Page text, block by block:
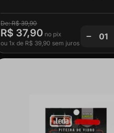
R$ 39,90
R$ 37,90
ou1x de R$ 39,90 sem juros